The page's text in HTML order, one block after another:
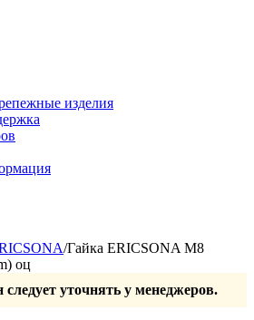
изделия
/Гайка ERICSONA М8
оц
следует уточнять у менеджеров.